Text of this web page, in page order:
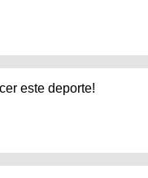
este deporte!